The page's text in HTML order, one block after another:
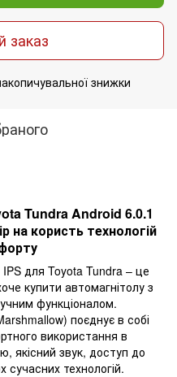
заказ
знижки
Tundra Android 6.0.1
на користь технологій
для Toyota Tundra – це
купити автомагнітолу з
функціоналом.
поєднує в собі
використання в
якісний звук, доступ до
сучасних технологій.